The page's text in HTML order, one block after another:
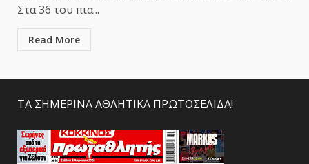
Στα 36 του πια...
Read More
ΤΑ ΣΗΜΕΡΙΝΑ ΑΘΛΗΤΙΚΑ ΠΡΩΤΟΣΕΛΙΔΑ!